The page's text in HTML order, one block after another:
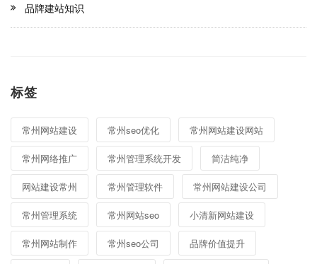
品牌建站知识
标签
常州网站建设 常州seo优化 常州网站建设网站
常州网络推广 常州管理系统开发 简洁纯净
网站建设常州 常州管理软件 常州网站建设公司
常州管理系统 常州网站seo 小清新网站建设
常州网站制作 常州seo公司 品牌价值提升